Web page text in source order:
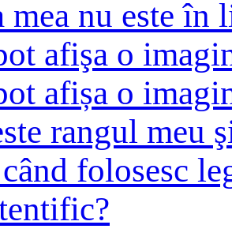
mea nu este în
afişa o
afișa o
rangul meu
folosesc